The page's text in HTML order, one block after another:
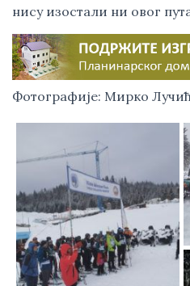
нису изостали ни овог
Фотографије: Мирко